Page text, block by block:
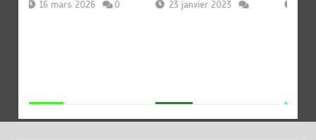
16 mars 2026 0 23 janvier 2023